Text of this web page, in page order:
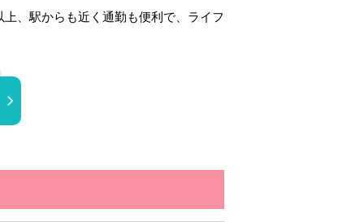
、駅からも近く通勤も便利で、ライフ